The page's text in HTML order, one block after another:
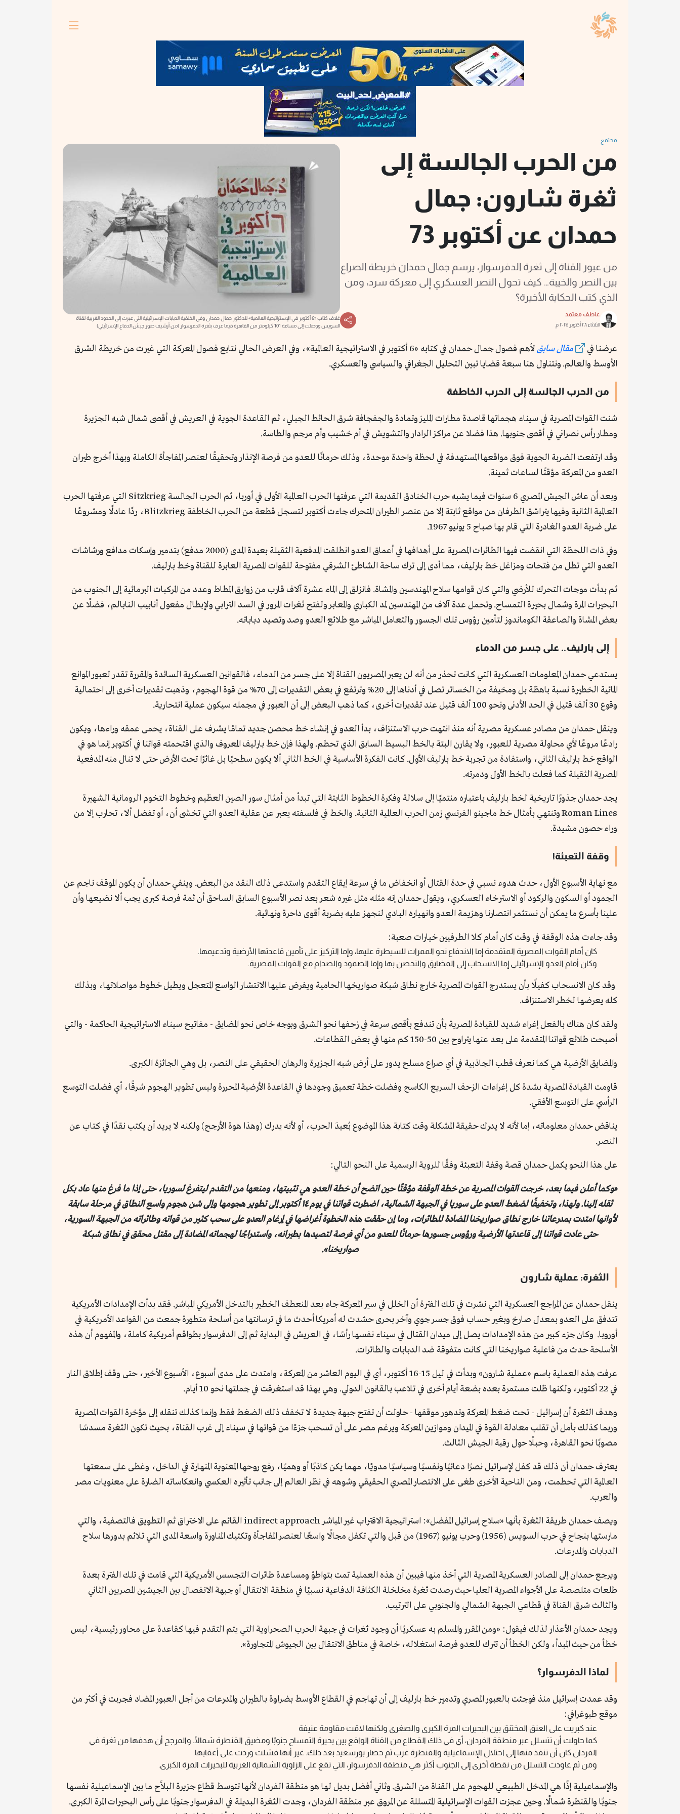
مجتمع
من الحرب الجالسة إلى
ثغرة شارون: جمال
حمدان عن أكتوبر 73
من عبور القناة إلى ثغرة الدفرسوار، يرسم جمال حمدان خريطة الصراع
بين النصر والخيبة… كيف تحول النصر العسكري إلى معركة سرد، ومن
الذي كتب الحكاية الأخيرة؟
عاطف معتمد
الثلاثاء ٢٨ أكتوبر ٢٠٢٥ م
غلاف كتاب «6 أكتوبر في الإستراتيجية العالمية» للدكتور جمال حمدان وفي الخلفية الدبابات الإسرائيلية التي عبرت إلى الحدود الغربية لقناة
السويس ووصلت إلى مسافة 101 كيلومتر من القاهرة فيما عرف بثغرة الدفرسوار (من أرشيف صور جيش الدفاع الإسرائيلي)
عرضنا في مقال سابق
لأهم فصول جمال حمدان في كتابه «6 أكتوبر في الاستراتيجية العالمية»، وفي العرض الحالي نتابع فصول المعركة التي غيرت من خريطة الشرق
الأوسط والعالم. ونتناول هنا سبعة قضايا تبين التحليل الجغرافي والسياسي والعسكري.
من الحرب الجالسة إلى الحرب الخاطفة
شنت القوات المصرية في سيناء هجماتها قاصدة مطارات المليز وتمادة والجفجافة شرق الحائط الجبلي، ثم القاعدة الجوية في العريش في أقصى شمال شبه الجزيرة
ومطار رأس نصراني في أقصى جنوبها. هذا فضلا عن مراكز الرادار والتشويش في أم خشيب وأم مرجم والطاسة.
وقد ارتفعت الضربة الجوية فوق مواقعها المستهدفة في لحظة واحدة موحدة، وذلك حرمانًا للعدو من فرصة الإنذار وتحقيقًا لعنصر المفاجأة الكاملة وبهذا أخرج طيران
العدو من المعركة مؤقتًا لساعات ثمينة.
وبعد أن عاش الجيش المصري 6 سنوات فيما يشبه حرب الخنادق القديمة التي عرفتها الحرب العالمية الأولى في أوربا، ثم الحرب الجالسة Sitzkrieg التي عرفتها الحرب
العالمية الثانية وفيها يتراشق الطرفان من مواقع ثابتة إلا من عنصر الطيران المتحرك جاءت أكتوبر لتسجل قطعة من الحرب الخاطفة Blitzkrieg، ردًا عادلًا ومشروعًا
على ضربة العدو الغادرة التي قام بها صباح 5 يونيو 1967.
وفي ذات اللحظة التي انقضت فيها الطائرات المصرية على أهدافها في أعماق العدو انطلقت المدفعية الثقيلة بعيدة المدى (2000 مدفع) بتدمير وإسكات مدافع ورشاشات
العدو التي تطل من فتحات ومزاغل خط بارليف، مما أدى إلى ترك ساحة الشاطئ الشرقي مفتوحة للقوات المصرية العابرة للقناة وخط بارليف.
ثم بدأت موجات التحرك للأرضي والتي كان قوامها سلاح المهندسين والمشاة. فانزلق إلى الماء عشرة آلاف قارب من زوارق المطاط وعدد من المركبات البرمائية إلى الجنوب من
البحيرات المرة وشمال بحيرة التمساح. وتحمل عدة آلاف من المهندسين لمد الكباري والمعابر ولفتح ثغرات المرور في السد الترابي ولإبطال مفعول أنابيب النابالم، فضلًا عن
بعض المشاة والصاعقة الكوماندوز لتأمين رؤوس تلك الجسور والتعامل المباشر مع طلائع العدو وصد وتصيد دباباته.
إلى بارليف.. على جسر من الدماء
يستدعي حمدان المعلومات العسكرية التي كانت تحذر من أنه لن يعبر المصريون القناة إلا على جسر من الدماء، فالقوانين العسكرية السائدة والمقررة تقدر لعبور الموانع
المائية الخطيرة نسبة باهظة بل ومخيفة من الخسائر تصل في أدناها إلى 20% وترتفع في بعض التقديرات إلى 70% من قوة الهجوم، وذهبت تقديرات أخرى إلى احتمالية
وقوع 30 ألف قتيل في الحد الأدنى ونحو 100 ألف قتيل عند تقديرات أخرى، كما ذهب البعض إلى أن العبور في مجمله سيكون عملية انتحارية.
وينقل حمدان من مصادر عسكرية مصرية أنه منذ انتهت حرب الاستنزاف، بدأ العدو في إنشاء خط محصن جديد تمامًا يشرف على القناة، يحمى عمقه وراءها، ويكون
رادعًا مروعًا لأي محاولة مصرية للعبور، ولا يقارن البتة بالخط البسيط السابق الذي تحطم. ولهذا فإن خط بارليف المعروف والذي اقتحمته قواتنا في أكتوبر إنما هو في
الواقع خط بارليف الثاني، واستفادة من تجربة خط بارليف الأول. كانت الفكرة الأساسية في الخط الثاني ألا يكون سطحيًا بل غائرًا تحت الأرض حتى لا تنال منه المدفعية
المصرية الثقيلة كما فعلت بالخط الأول ودمرته.
يجد حمدان جذورًا تاريخية لخط بارليف باعتباره منتميًا إلى سلالة وفكرة الخطوط الثابتة التي تبدأ من أمثال سور الصين العظيم وخطوط التخوم الرومانية الشهيرة
Roman Lines وتنتهي بأمثال خط ماجينو الفرنسي زمن الحرب العالمية الثانية. والخط في فلسفته يعبر عن عقلية العدو التي تخشى أن، أو تفضل ألا، تحارب إلا من
وراء حصون مشيدة.
وقفة التعبئة!
مع نهاية الأسبوع الأول، حدث هدوء نسبي في حدة القتال أو انخفاض ما في سرعة إيقاع التقدم واستدعى ذلك النقد من البعض. وينفي حمدان أن يكون الموقف ناجم عن
الجمود أو السكون والركود أو الاسترخاء العسكري، ويقول حمدان إنه مثله مثل غيره شعر بعد نصر الأسبوع السابق الساحق أن ثمة فرصة كبرى يجب ألا نضيعها وأن
علينا بأسرع ما يمكن أن نستثمر انتصارنا وهزيمة العدو وانهياره البادي لنجهز عليه بضربة أقوى داحرة ونهائية.
وقد جاءت هذه الوقفة في وقت كان أمام كلا الطرفيين خيارات صعبة:
كان أمام القوات المصرية المتقدمة إما الاندفاع نحو الممرات للسيطرة عليها، وإما التركيز على تأمين قاعدتها الأرضية وتدعيمها.
وكان أمام العدو الإسرائيلي إما الانسحاب إلى المضايق والتحصن بها وإما الصمود والصدام مع القوات المصرية.
وقد كان الانسحاب كفيلًا بأن يستدرج القوات المصرية خارج نطاق شبكة صواريخها الحامية ويفرض عليها الانتشار الواسع المتعجل ويطيل خطوط مواصلاتها، وبذلك
كله يعرضها لخطر الاستنزاف.
ولقد كان هناك بالفعل إغراء شديد للقيادة المصرية بأن تندفع بأقصى سرعة في زحفها نحو الشرق وبوجه خاص نحو المضايق - مفاتيح سيناء الاستراتيجية الحاكمة - والتي
أصبحت طلائع قواتنا المتقدمة على بعد عنها يتراوح بين 50-150 كم منها في بعض القطاعات.
والمضايق الأرضية هي كما نعرف قطب الجاذبية في أي صراع مسلح يدور على أرض شبه الجزيرة والرهان الحقيقي على النصر، بل وهي الجائزة الكبرى.
قاومت القيادة المصرية بشدة كل إغراءات الزحف السريع الكاسح وفضلت خطة تعميق وجودها في القاعدة الأرضية المحررة وليس تطوير الهجوم شرقًا، أي فضلت التوسع
الرأسي على التوسع الأفقي.
يناقض حمدان معلوماته، إما لأنه لا يدرك حقيقة المشكلة وقت كتابة هذا الموضوع بُعيدَ الحرب، أو لأنه يدرك (وهذا هوة الأرجح) ولكنه لا يريد أن يكتب نقدًا في كتاب عن
النصر.
على هذا النحو يكمل حمدان قصة وقفة التعبئة وفقًا للروية الرسمية على النحو التالي:
«وكما أعلن فيما بعد، خرجت القوات المصرية عن خطة الوقفة مؤقتًا حين اتضح أن خطة العدو هي تثبيتها، ومنعها من التقدم ليتفرغ لسوريا، حتى إذا ما فرغ منها عاد بكل
ثقله إلينا. ولهذا، وتخفيفًا لضغط العدو على سوريا في الجبهة الشمالية، اضطرت قواتنا في يوم ١٤ أكتوبر إلى تطوير هجومها وإلى شن هجوم واسع النطاق في مرحلة سابقة
لأوانها امتدت بمدرعاتنا خارج نطاق صواريخنا المضادة للطائرات، وما إن حققت هذه الخطوة أغراضها في إرغام العدو على سحب كثير من قواته وطائراته من الجبهة السورية،
حتى عادت قواتنا إلى قاعدتها الأرضية ورؤوس جسورها حرمانًا للعدو من أي فرصة لتصيدها بطيرانه، واستدراجًا لهجماته المضادة إلى مقتل محقق في نطاق شبكة
صواريخنا».
الثغرة: عملية شارون
ينقل حمدان عن المراجع العسكرية التي نشرت في تلك الفترة أن الخلل في سير المعركة جاء بعد المنعطف الخطير بالتدخل الأمريكي المباشر. فقد بدأت الإمدادات الأمريكية
تتدفق على العدو بمعدل صارخ وبغير حساب فوق جسر جوي وآخر بحرى حشدت له أمريكا أحدث ما في ترسانتها من أسلحة متطورة جمعت من القواعد الأمريكية في
أوروبا. وكان جزء كبير من هذه الإمدادات يصل إلى ميدان القتال في سيناء نفسها رأسًا، في العريش في البداية ثم إلى الدفرسوار بطواقم أمريكية كاملة، والمفهوم أن هذه
الأسلحة حدث من فاعلية صواريخنا التي كانت متفوقة ضد الدبابات والطائرات.
عرفت هذه العملية باسم «عملية شارون» وبدأت في ليل 15-16 أكتوبر، أي في اليوم العاشر من المعركة، وامتدت على مدى أسبوع، الأسبوع الأخير، حتى وقف إطلاق النار
في 22 أكتوبر، ولكنها ظلت مستمرة بعده بضعة أيام أخرى في تلاعب بالقانون الدولي. وهي بهذا قد استغرقت في جملتها نحو 10 أيام.
وهدف الثغرة أن إسرائيل - تحت ضغط المعركة وتدهور موقفها - حاولت أن تفتح جبهة جديدة لا تخفف ذلك الضغط فقط وإنما كذلك تنقله إلى مؤخرة القوات المصرية
وربما كذلك بأمل أن تقلب معادلة القوة في الميدان وموازين المعركة ويرغم مصر على أن تسحب جزءًا من قواتها في سيناء إلى غرب القناة، بحيث تكون الثغرة مسدسًا
مصوبًا نحو القاهرة، وحبلًا حول رقبة الجيش الثالث.
يعترف حمدان أن ذلك قد كفل لإسرائيل نصرًا دعائيًا ونفسيًا وسياسيًا مدويًا، مهما يكن كاذبًا أو وهميًا، رفع روحها المعنوية المنهارة في الداخل، وغطى على سمعتها
العالمية التي تحطمت، ومن الناحية الأخرى طغى على الانتصار المصري الحقيقي وشوهه في نظر العالم إلى جانب تأثيره العكسي وانعكاساته الضارة على معنويات مصر
والعرب.
ويصف حمدان طريقة الثغرة بأنها «سلاح إسرائيل المفضل»: استراتيجية الاقتراب غير المباشر indirect approach القائم على الاختراق ثم التطويق فالتصفية، والتي
مارستها بنجاح في حرب السويس (1956) وحرب يونيو (1967) من قبل والتي تكفل مجالًا واسعًا لعنصر المفاجأة وتكتيك المناورة واسعة المدى التي تلائم بدورها سلاح
الدبابات والمدرعات.
ويرجع حمدان إلى المصادر العسكرية المصرية التي أخذ منها فيبين أن هذه العملية تمت بتواطؤ ومساعدة طائرات التجسس الأمريكية التي قامت في تلك الفترة بعدة
طلعات متلصصة على الأجواء المصرية العليا حيث رصدت ثغرة مخلخلة الكثافة الدفاعية نسبيًا في منطقة الانتقال أو جبهة الانفصال بين الجيشين المصريين الثاني
والثالث شرق القناة في قطاعي الجبهة الشمالي والجنوبي على الترتيب.
ويجد حمدان الأعذار لذلك فيقول: «ومن المقرر والمسلم به عسكريًا أن وجود ثغرات في جبهة الحرب الصحراوية التي يتم التقدم فيها كقاعدة على محاور رئيسية، ليس
خطأ من حيث المبدأ، ولكن الخطأ أن تترك للعدو فرصة استغلاله، خاصة في مناطق الانتقال بين الجيوش المتجاورة».
لماذا الدفرسوار؟
وقد عمدت إسرائيل منذ فوجئت بالعبور المصري وتدمير خط بارليف إلى أن تهاجم في القطاع الأوسط بضراوة بالطيران والمدرعات من أجل العبور المضاد فجربت في أكثر من
موقع طبوغرافي:
عند كبريت على العنق المختنق بين البحيرات المرة الكبرى والصغرى ولكنها لاقت مقاومة عنيفة
كما حاولت أن تتسلل عبر منطقة الفردان، أي في ذلك القطاع من القناة الواقع بين بحيرة التمساح جنوبًا ومضيق القنطرة شمالًا. والمرجح أن هدفها من ثغرة في
الفردان كان أن تنفذ منها إلى احتلال الإسماعيلية والقنطرة غرب ثم حصار بورسعيد بعد ذلك. غير أنها فشلت وردت على أعقابها.
ومن ثم عاودت التسلل من نقطة أخرى إلى الجنوب أكثر هي منطقة الدفرسوار، التي تقع على الزاوية الشمالية الغربية للبحيرات المرة الكبرى.
والإسماعيلية إذًا هي المدخل الطبيعي للهجوم على القناة من الشرق. وثاني أفضل بديل لها هو منطقة الفردان لأنها تتوسط قطاع جزيرة البلاَّح ما بين الإسماعيلية نفسها
جنوبًا والقنطرة شمالًا. وحين عجزت القوات الإسرائيلية المتسللة عن المروق عبر منطقة الفردان، وجدت الثغرة البديلة في الدفرسوار جنوبًا على رأس البحيرات المرة الكبرى.